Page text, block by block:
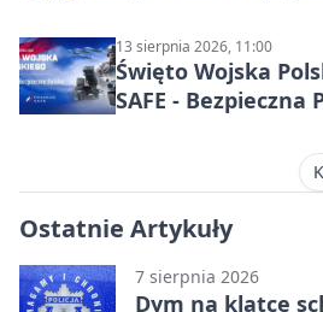
13 sierpnia 2026, 11:00
Święto Wojska
SAFE - Bezpieczna
Ostatnie Artykuły
7 sierpnia 2026
Dym na klatce